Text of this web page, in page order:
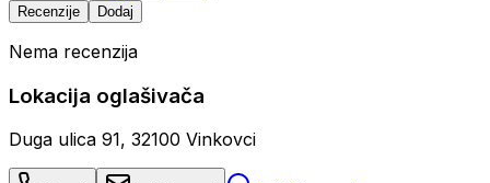
Recenzije Dodaj
Nema recenzija
Lokacija oglašivača
Duga ulica 91, 32100 Vinkovci